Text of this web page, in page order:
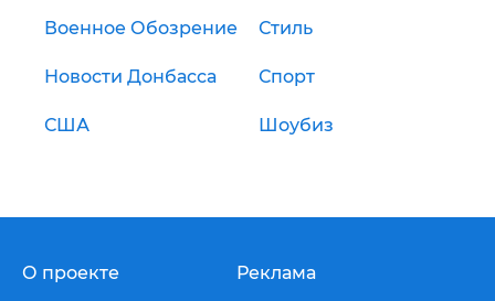
Военное Обозрение Стиль
Новости Донбасса Спорт
США Шоубиз
О проекте Реклама